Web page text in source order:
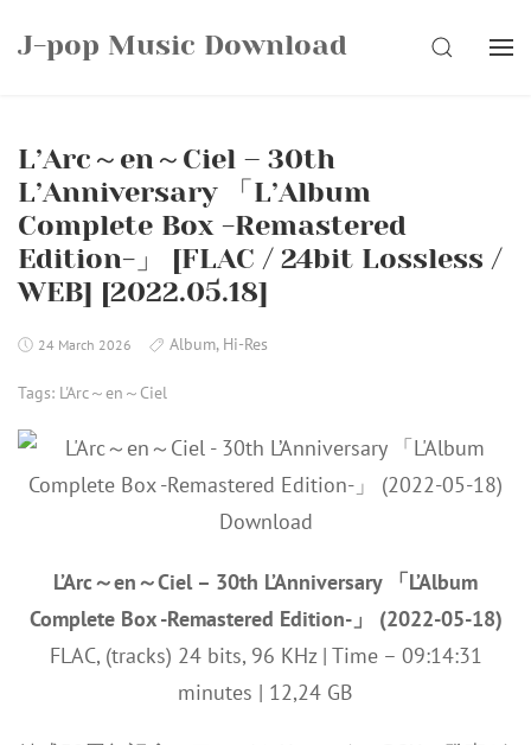
J-pop Music Download SEARCH
L’Arc～en～Ciel – 30th
L’Anniversary 「L’Album
Complete Box -Remastered
Edition-」 [FLAC / 24bit Lossless /
WEB] [2022.05.18]
24 March 2026 Album, Hi-Res
Tags: L'Arc～en～Ciel
L’Arc～en～Ciel – 30th L’Anniversary 「L’Album
Complete Box -Remastered Edition-」 (2022-05-18)
FLAC, (tracks) 24 bits, 96 KHz | Time – 09:14:31
minutes | 12,24 GB